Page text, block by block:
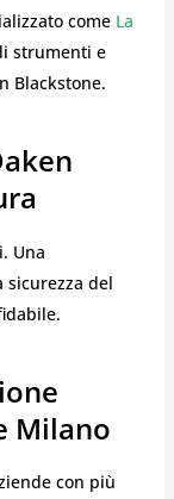
come La
strumenti e
Blackstone.
Una
del
Milano
con più